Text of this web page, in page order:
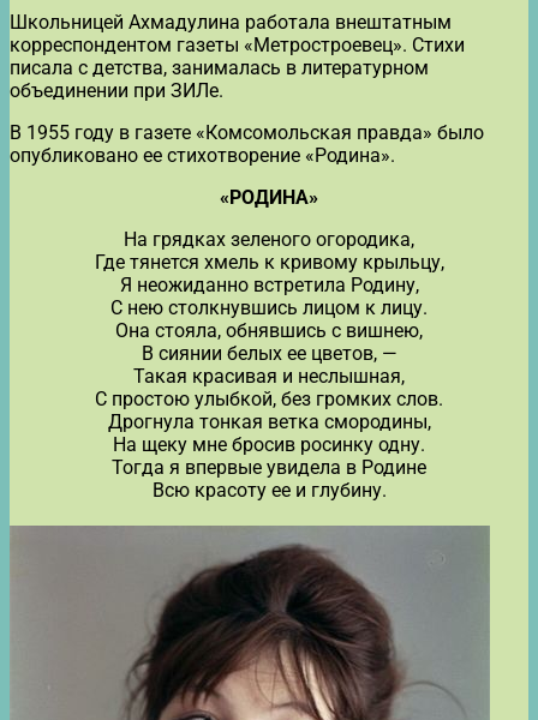
Школьницей Ахмадулина работала внештатным
корреспондентом газеты «Метростроевец». Стихи
писала с детства, занималась в литературном
объединении при ЗИЛе.
В 1955 году в газете «Комсомольская правда» было
опубликовано ее стихотворение «Родина».
«РОДИНА»
На грядках зеленого огородика,
Где тянется хмель к кривому крыльцу,
Я неожиданно встретила Родину,
С нею столкнувшись лицом к лицу.
Она стояла, обнявшись с вишнею,
В сиянии белых ее цветов, —
Такая красивая и неслышная,
С простою улыбкой, без громких слов.
Дрогнула тонкая ветка смородины,
На щеку мне бросив росинку одну.
Тогда я впервые увидела в Родине
Всю красоту ее и глубину.